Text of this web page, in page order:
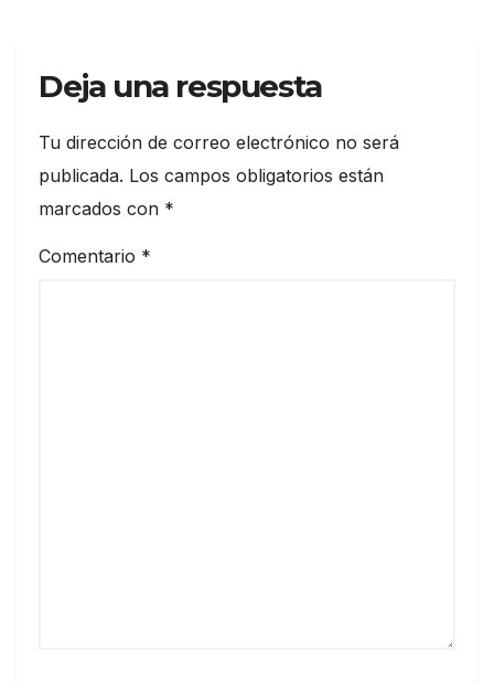
Deja una respuesta
Tu dirección de correo electrónico no será
publicada. Los campos obligatorios están
marcados con *
Comentario *